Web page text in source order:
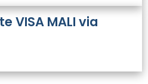
VISA MALI via